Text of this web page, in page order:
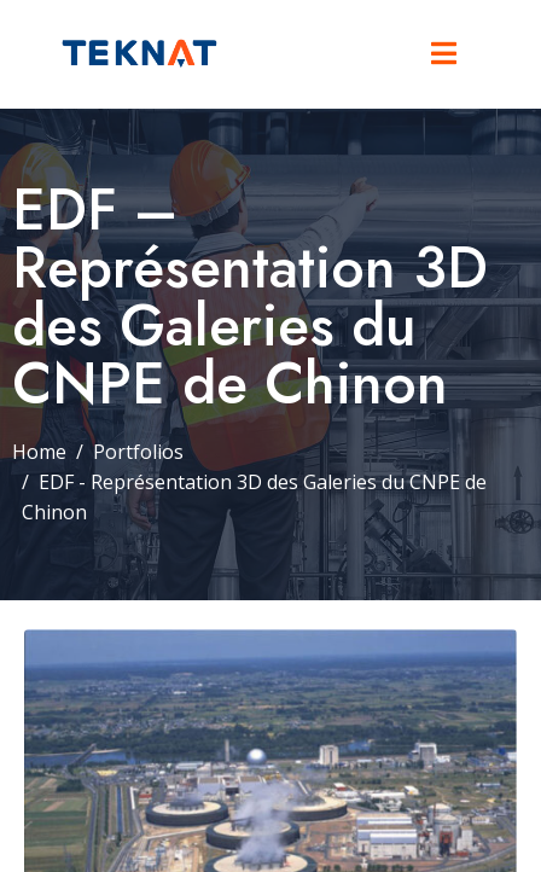
EDF –
Représentation 3D
des Galeries du
CNPE de Chinon
Home
Portfolios
EDF - Représentation 3D des Galeries du CNPE de
Chinon